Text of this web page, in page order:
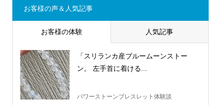
お客様の声＆人気記事
お客様の体験 人気記事
「スリランカ産ブルームーンストー
ン。 左手首に着ける...
パワーストーンブレスレット体験談